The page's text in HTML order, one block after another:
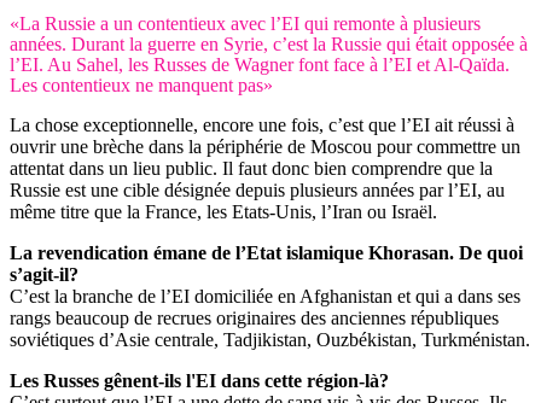
«La Russie a un contentieux avec l’EI qui remonte à plusieurs
années. Durant la guerre en Syrie, c’est la Russie qui était opposée à
l’EI. Au Sahel, les Russes de Wagner font face à l’EI et Al-Qaïda.
Les contentieux ne manquent pas»
La chose exceptionnelle, encore une fois, c’est que l’EI ait réussi à
ouvrir une brèche dans la périphérie de Moscou pour commettre un
attentat dans un lieu public. Il faut donc bien comprendre que la
Russie est une cible désignée depuis plusieurs années par l’EI, au
même titre que la France, les Etats-Unis, l’Iran ou Israël.
La revendication émane de l’Etat islamique Khorasan. De quoi
s’agit-il?
C’est la branche de l’EI domiciliée en Afghanistan et qui a dans ses
rangs beaucoup de recrues originaires des anciennes républiques
soviétiques d’Asie centrale, Tadjikistan, Ouzbékistan, Turkménistan.
Les Russes gênent-ils l'EI dans cette région-là?